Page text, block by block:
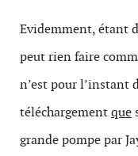
Evidemment, étant
peut rien faire
n’est pour l’instant
téléchargementque
grande pompe par